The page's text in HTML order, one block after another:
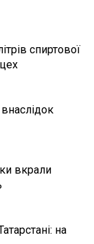
спиртової
вкрали
на